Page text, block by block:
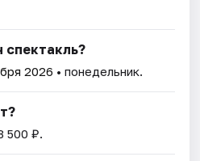
спектакль?
2026 • понедельник.
500 ₽.